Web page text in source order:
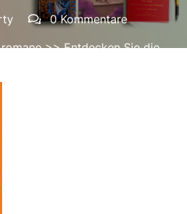
0 Kommentare
romane>> Entdecken Sie die